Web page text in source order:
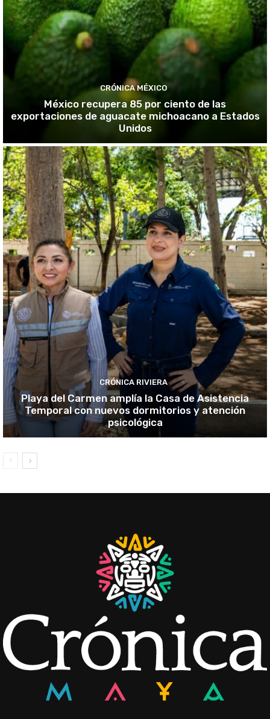
CRÓNICA MÉXICO
México recupera 85 por ciento de las
exportaciones de aguacate michoacano a Estados
Unidos
CRÓNICA RIVIERA
Playa del Carmen amplía la Casa de Asistencia
Temporal con nuevos dormitorios y atención
psicológica